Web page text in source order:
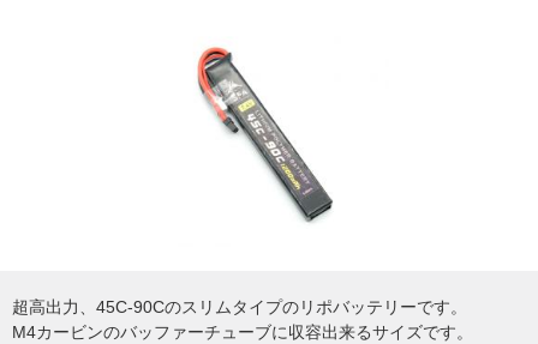
超高出力、45C-90Cのスリムタイプのリポバッテリーです。
M4カービンのバッファーチューブに収容出来るサイズです。